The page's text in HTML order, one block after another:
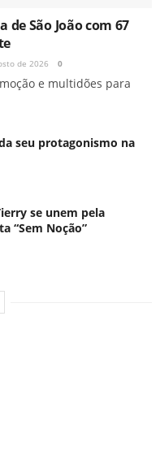
São João com 67
de 2026 0
e multidões para
seu protagonismo na
se unem pela
“Sem Noção”